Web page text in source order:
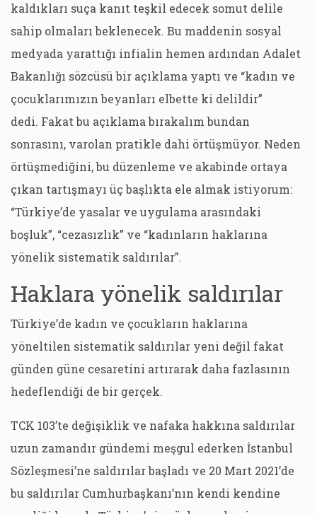
kaldıkları suça kanıt teşkil edecek somut delile
sahip olmaları beklenecek. Bu maddenin sosyal
medyada yarattığı infialin hemen ardından Adalet
Bakanlığı sözcüsü bir açıklama yaptı ve “kadın ve
çocuklarımızın beyanları elbette ki delildir”
dedi. Fakat bu açıklama bırakalım bundan
sonrasını, varolan pratikle dahi örtüşmüyor. Neden
örtüşmediğini, bu düzenleme ve akabinde ortaya
çıkan tartışmayı üç başlıkta ele almak istiyorum:
“Türkiye’de yasalar ve uygulama arasındaki
boşluk”, “cezasızlık” ve “kadınların haklarına
yönelik sistematik saldırılar”.
Haklara yönelik saldırılar
Türkiye’de kadın ve çocukların haklarına
yöneltilen sistematik saldırılar yeni değil fakat
günden güne cesaretini artırarak daha fazlasının
hedeflendiği de bir gerçek.
TCK 103’te değişiklik ve nafaka hakkına saldırılar
uzun zamandır gündemi meşgul ederken İstanbul
Sözleşmesi’ne saldırılar başladı ve 20 Mart 2021’de
bu saldırılar Cumhurbaşkanı’nın kendi kendine